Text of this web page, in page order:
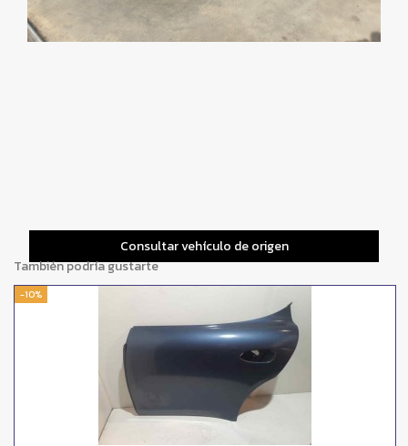
Consultar vehículo de origen
También podría gustarte
-10%